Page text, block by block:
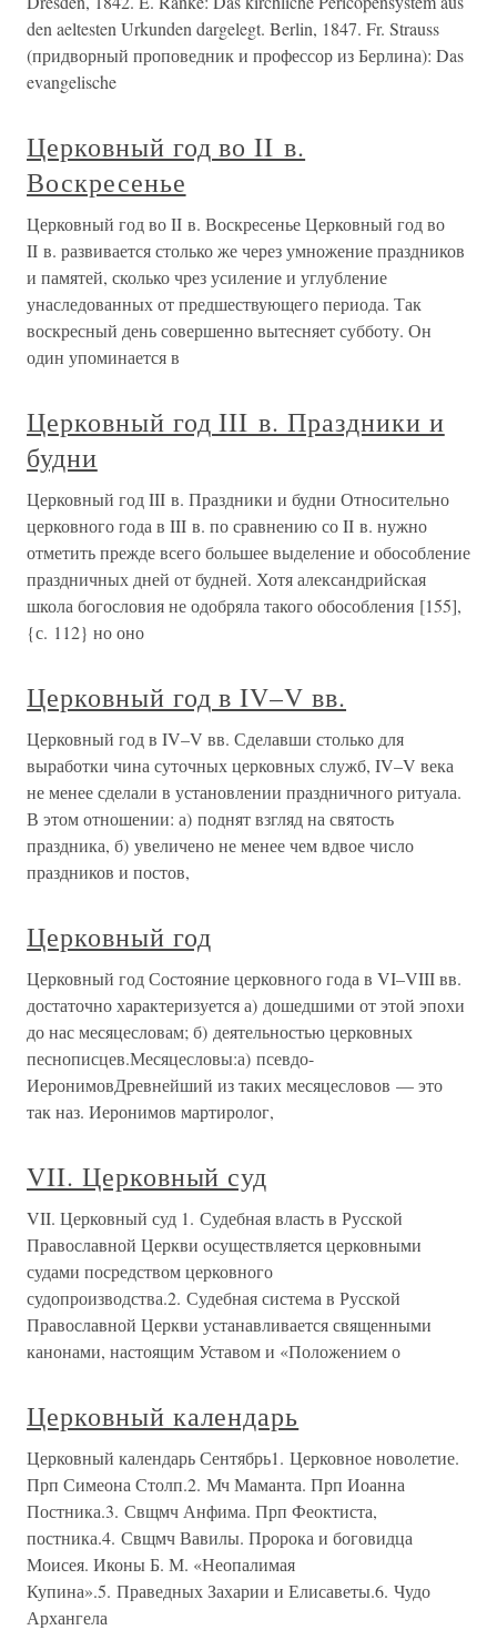
den aeltesten Urkunden dargelegt. Berlin, 1847. Fr. Strauss
(придворный проповедник и профессор из Берлина): Das
evangelische
Церковный год во II в.
Воскресенье
Церковный год во II в. Воскресенье Церковный год во
II в. развивается столько же через умножение праздников
и памятей, сколько чрез усиление и углубление
унаследованных от предшествующего периода. Так
воскресный день совершенно вытесняет субботу. Он
один упоминается в
Церковный год III в. Праздники и
будни
Церковный год III в. Праздники и будни Относительно
церковного года в III в. по сравнению со II в. нужно
отметить прежде всего большее выделение и обособление
праздничных дней от будней. Хотя александрийская
школа богословия не одобряла такого обособления [155],
{с. 112} но оно
Церковный год в IV–V вв.
Церковный год в IV–V вв. Сделавши столько для
выработки чина суточных церковных служб, IV–V века
не менее сделали в установлении праздничного ритуала.
В этом отношении: а) поднят взгляд на святость
праздника, б) увеличено не менее чем вдвое число
праздников и постов,
Церковный год
Церковный год Состояние церковного года в VI–VIII вв.
достаточно характеризуется а) дошедшими от этой эпохи
до нас месяцесловам; б) деятельностью церковных
песнописцев.Месяцесловы:а) псевдо-
ИеронимовДревнейший из таких месяцесловов — это
так наз. Иеронимов мартиролог,
VII. Церковный суд
VII. Церковный суд 1. Судебная власть в Русской
Православной Церкви осуществляется церковными
судами посредством церковного
судопроизводства.2. Судебная система в Русской
Православной Церкви устанавливается священными
канонами, настоящим Уставом и «Положением о
Церковный календарь
Церковный календарь Сентябрь1. Церковное новолетие.
Прп Симеона Столп.2. Мч Маманта. Прп Иоанна
Постника.3. Свщмч Анфима. Прп Феоктиста,
постника.4. Свщмч Вавилы. Пророка и боговидца
Моисея. Иконы Б. М. «Неопалимая
Купина».5. Праведных Захарии и Елисаветы.6. Чудо
Архангела